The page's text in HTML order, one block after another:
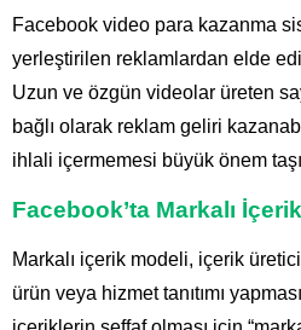
Facebook video para kazanma
yerleştirilen reklamlardan elde
Uzun ve özgün videolar üreten
bağlı olarak reklam geliri
ihlali içermemesi büyük önem
Facebook’ta Markalı
Markalı içerik modeli, içerik
ürün veya hizmet tanıtımı